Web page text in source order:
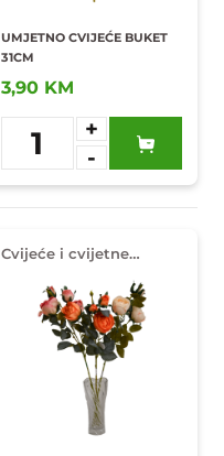
UMJETNO CVIJEĆE BUKET
31CM
3,90 KM
1
+
-
Dodaj u
omiljene
Cvijeće i cvijetne